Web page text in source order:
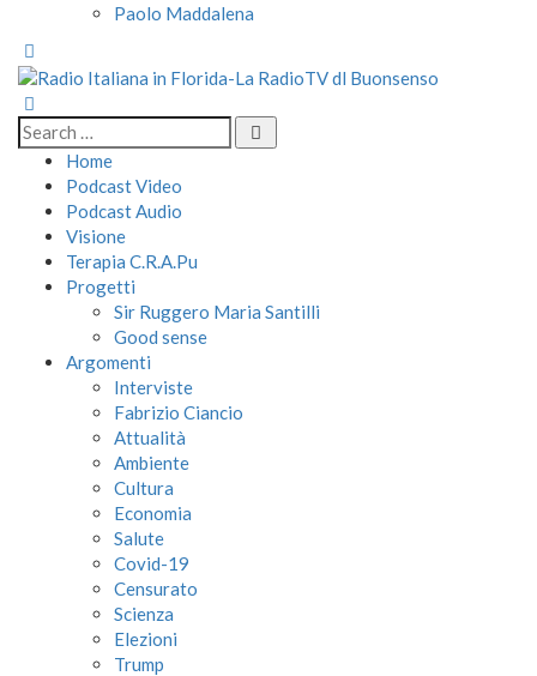
Paolo Maddalena
Home
Podcast Video
Podcast Audio
Visione
Terapia C.R.A.Pu
Progetti
Sir Ruggero Maria Santilli
Good sense
Argomenti
Interviste
Fabrizio Ciancio
Attualità
Ambiente
Cultura
Economia
Salute
Covid-19
Censurato
Scienza
Elezioni
Trump